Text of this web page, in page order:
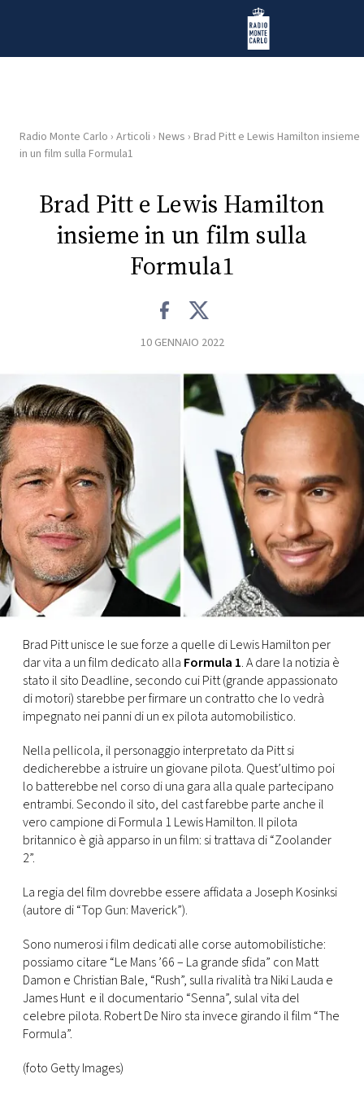
Radio Monte Carlo
HOME
RADIO
WEB
FOTO
CONCORSI
EVENTI
VIDEO
TV
PRINCIPATO
DI
MONACO
RMC
Radio Monte Carlo › Articoli › News › Brad Pitt e Lewis Hamilton insieme
in un film sulla Formula1
Brad Pitt e Lewis Hamilton
insieme in un film sulla
Formula1
10 GENNAIO 2022
Brad Pitt unisce le sue forze a quelle di Lewis Hamilton per
dar vita a un film dedicato alla Formula 1. A dare la notizia è
stato il sito Deadline, secondo cui Pitt (grande appassionato
di motori) starebbe per firmare un contratto che lo vedrà
impegnato nei panni di un ex pilota automobilistico.
Nella pellicola, il personaggio interpretato da Pitt si
dedicherebbe a istruire un giovane pilota. Quest’ultimo poi
lo batterebbe nel corso di una gara alla quale partecipano
entrambi. Secondo il sito, del cast farebbe parte anche il
vero campione di Formula 1 Lewis Hamilton. Il pilota
britannico è già apparso in un film: si trattava di “Zoolander
2”.
La regia del film dovrebbe essere affidata a Joseph Kosinksi
(autore di “Top Gun: Maverick”).
Sono numerosi i film dedicati alle corse automobilistiche:
possiamo citare “Le Mans ’66 – La grande sfida” con Matt
Damon e Christian Bale, “Rush”, sulla rivalità tra Niki Lauda e
James Hunt e il documentario “Senna”, sulal vita del
celebre pilota. Robert De Niro sta invece girando il film “The
Formula”.
(foto Getty Images)